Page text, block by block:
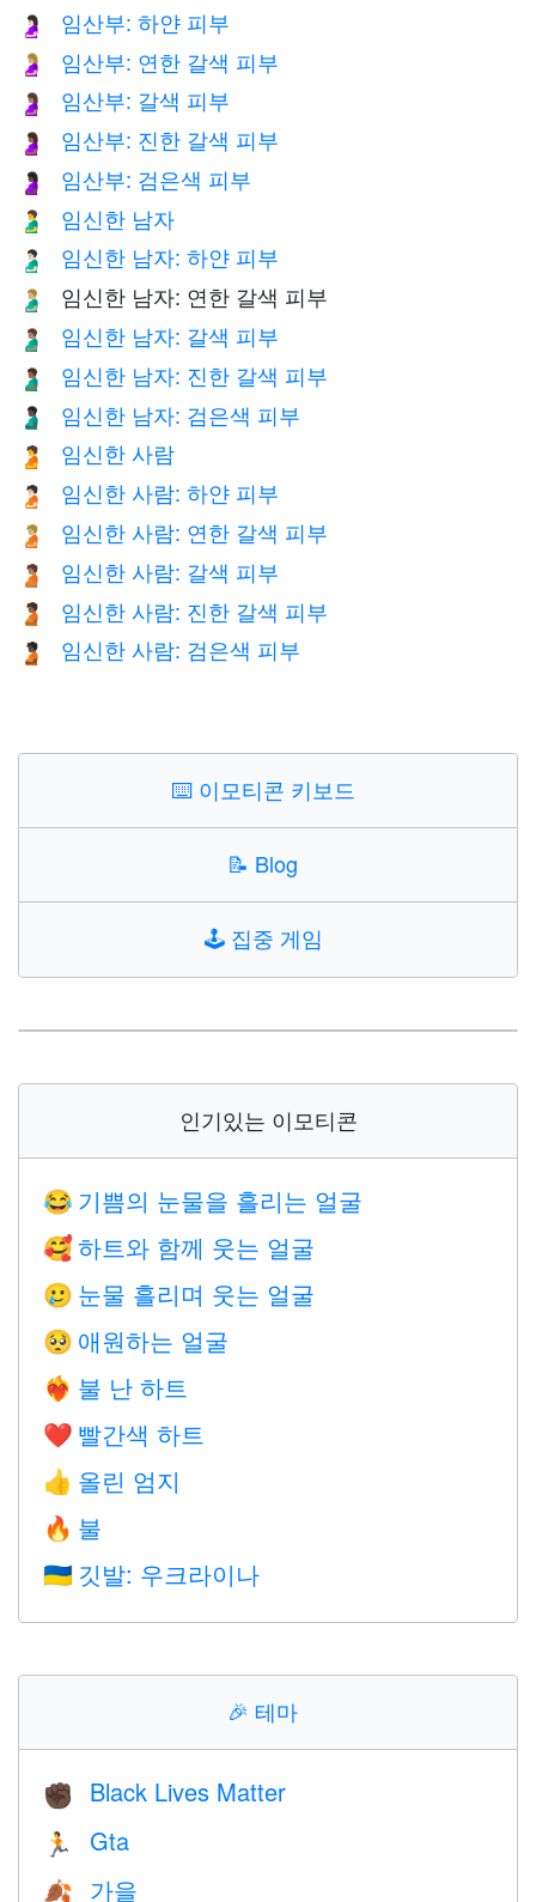
🤰🏻 임산부: 하얀 피부
🤰🏼 임산부: 연한 갈색 피부
🤰🏽 임산부: 갈색 피부
🤰🏾 임산부: 진한 갈색 피부
🤰🏿 임산부: 검은색 피부
🫃 임신한 남자
🫃🏻 임신한 남자: 하얀 피부
🫃🏼 임신한 남자: 연한 갈색 피부
🫃🏽 임신한 남자: 갈색 피부
🫃🏾 임신한 남자: 진한 갈색 피부
🫃🏿 임신한 남자: 검은색 피부
🫄 임신한 사람
🫄🏻 임신한 사람: 하얀 피부
🫄🏼 임신한 사람: 연한 갈색 피부
🫄🏽 임신한 사람: 갈색 피부
🫄🏾 임신한 사람: 진한 갈색 피부
🫄🏿 임신한 사람: 검은색 피부
⌨️ 이모티콘 키보드
📝 Blog
🕹️ 집중 게임
인기있는 이모티콘
😂 기쁨의 눈물을 흘리는 얼굴
🥰 하트와 함께 웃는 얼굴
🥲 눈물 흘리며 웃는 얼굴
🥺 애원하는 얼굴
❤️‍🔥 불 난 하트
❤️ 빨간색 하트
👍 올린 엄지
🔥 불
🇺🇦 깃발: 우크라이나
🎉 테마
✊🏿 Black Lives Matter
🏃 Gta
🍂 가을